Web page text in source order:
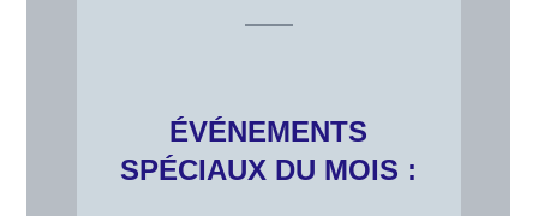
ÉVÉNEMENTS
SPÉCIAUX DU MOIS :